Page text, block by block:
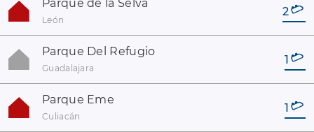
Parque de la Selva
León
2
Parque Del Refugio
Guadalajara
1
Parque Eme
Culiacán
1